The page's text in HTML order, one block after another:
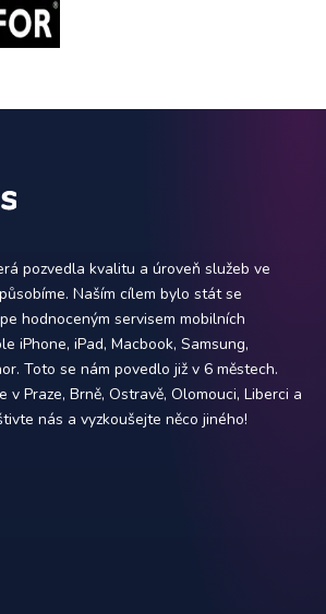
pozvedla kvalitu a úroveň služeb ve
Naším cílem bylo stát se
hodnoceným servisem mobilních
iPhone, iPad, Macbook, Samsung,
Toto se nám povedlo již v 6 městech.
v Praze, Brně, Ostravě, Olomouci, Liberci a
nás a vyzkoušejte něco jiného!